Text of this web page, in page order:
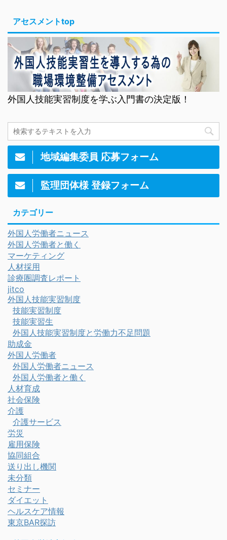
アセスメントtop
外国人技能実習制度を学ぶ入門書の決定版！
地域編集委員 応募フォーム
監理団体様 登録フォーム
カテゴリー
外国人労働者ニュース
外国人労働者と働く
マーケティング
人材採用
診療圏調査レポート
jitco
外国人技能実習制度
技能実習制度
技能実習生
外国人技能実習制度と労働力不足問題
助成金
外国人労働者
外国人労働者ニュース
外国人労働者と働く
人材育成
社会保険
介護
介護サービス
労災
雇用保険
協同組合
送り出し機関
未分類
セミナー
ダイエット
ヘルスケア情報
東京BAR探訪